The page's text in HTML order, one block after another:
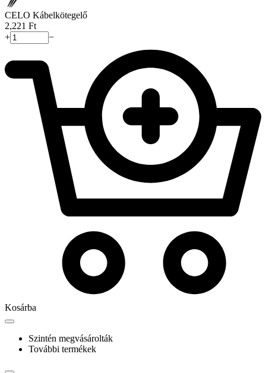
CELO Kábelkötegelő
2,221 Ft
+
−
Kosárba
Szintén megvásárolták
További termékek